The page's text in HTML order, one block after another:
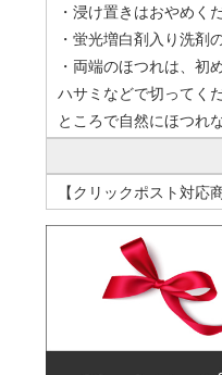
・浸け置きはおやめく
・蛍光増白剤入り洗剤
・両端のほつれは、初
ハサミなどで切ってく
ところで自然にほつれ
【クリックポスト対応